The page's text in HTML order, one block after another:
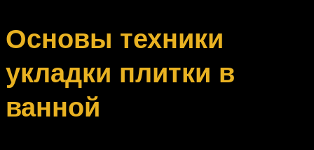
Основы техники
укладки плитки в
ванной